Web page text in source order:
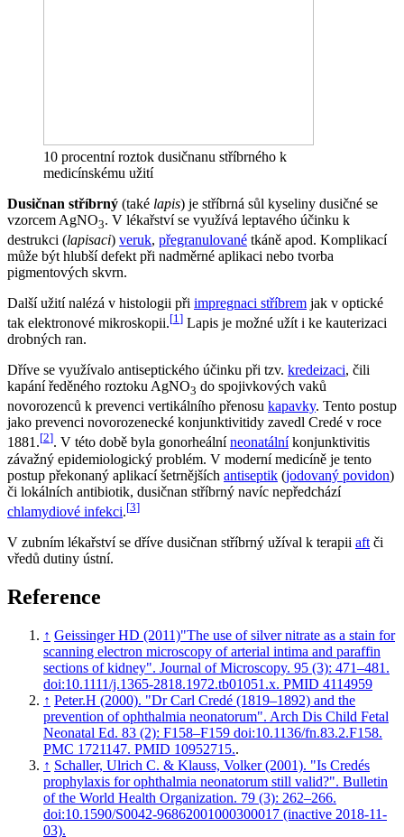
10 procentní roztok dusičnanu stříbrného k
medicínskému užití
Dusičnan stříbrný (také lapis) je stříbrná sůl kyseliny dusičné se
vzorcem AgNO3. V lékařství se využívá leptavého účinku k
destrukci (lapisaci) veruk, přegranulované tkáně apod. Komplikací
může být hlubší defekt při nadměrné aplikaci nebo tvorba
pigmentových skvrn.
Další užití nalézá v histologii při impregnaci stříbrem jak v optické
tak elektronové mikroskopii.[1 ] Lapis je možné užít i ke kauterizaci
drobných ran.
Dříve se využívalo antiseptického účinku při tzv. kredeizaci, čili
kapání ředěného roztoku AgNO3 do spojivkových vaků
novorozenců k prevenci vertikálního přenosu kapavky. Tento postup
jako prevenci novorozenecké konjunktivitidy zavedl Credé v roce
1881.[2]. V této době byla gonorheální neonatální konjunktivitis
závažný epidemiologický problém. V moderní medicíně je tento
postup překonaný aplikací šetrnějších antiseptik (jodovaný povidon)
či lokálních antibiotik, dusičnan stříbrný navíc nepředchází
chlamydiové infekci.[3]
V zubním lékařství se dříve dusičnan stříbrný užíval k terapii aft či
vředů dutiny ústní.
Reference
↑ Geissinger HD (2011)"The use of silver nitrate as a stain for
scanning electron microscopy of arterial intima and paraffin
sections of kidney". Journal of Microscopy. 95 (3): 471–481.
doi:10.1111/j.1365-2818.1972.tb01051.x. PMID 4114959
↑ Peter.H (2000). "Dr Carl Credé (1819–1892) and the
prevention of ophthalmia neonatorum". Arch Dis Child Fetal
Neonatal Ed. 83 (2): F158–F159 doi:10.1136/fn.83.2.F158.
PMC 1721147. PMID 10952715..
↑ Schaller, Ulrich C. & Klauss, Volker (2001). "Is Credés
prophylaxis for ophthalmia neonatorum still valid?". Bulletin
of the World Health Organization. 79 (3): 262–266.
doi:10.1590/S0042-96862001000300017 (inactive 2018-11-
03).